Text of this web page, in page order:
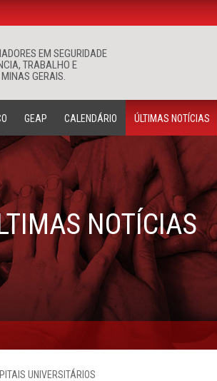
EM SEGURIDADE
TRABALHO E
GERAIS.
Buscar
GEAP CALENDÁRIO ÚLTIMAS NOTÍCIAS
NOTÍCIAS
UNIVERSITÁRIOS